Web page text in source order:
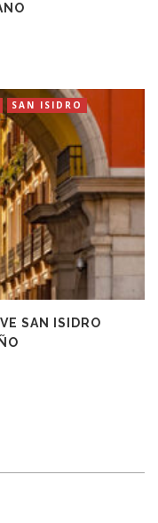
SAN ISIDRO
SAN ISIDRO